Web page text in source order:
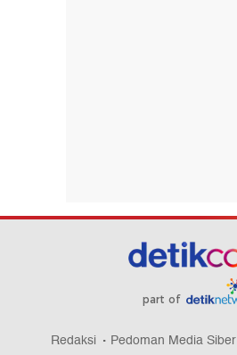
part of
Redaksi Pedoman Media Siber